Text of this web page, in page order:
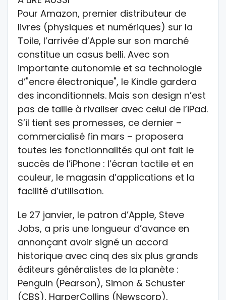
Pour Amazon, premier distributeur de
livres (physiques et numériques) sur la
Toile, l’arrivée d’Apple sur son marché
constitue un casus belli. Avec son
importante autonomie et sa technologie
d’"encre électronique", le Kindle gardera
des inconditionnels. Mais son design n’est
pas de taille à rivaliser avec celui de l’iPad.
S’il tient ses promesses, ce dernier –
commercialisé fin mars – proposera
toutes les fonctionnalités qui ont fait le
succès de l’iPhone : l’écran tactile et en
couleur, le magasin d’applications et la
facilité d’utilisation.
Le 27 janvier, le patron d’Apple, Steve
Jobs, a pris une longueur d’avance en
annonçant avoir signé un accord
historique avec cinq des six plus grands
éditeurs généralistes de la planète :
Penguin (Pearson), Simon & Schuster
(CBS), HarperCollins (Newscorp),